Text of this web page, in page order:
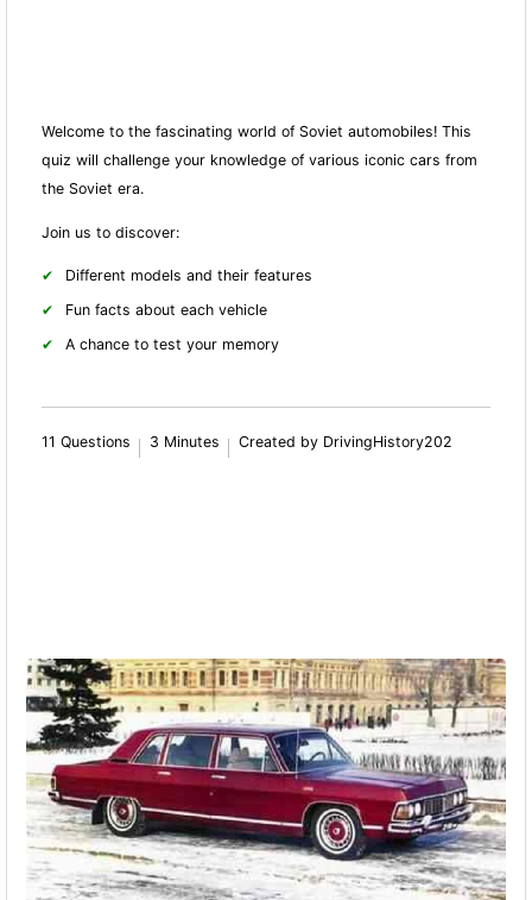
Welcome to the fascinating world of Soviet automobiles! This
quiz will challenge your knowledge of various iconic cars from
the Soviet era.
Join us to discover:
Different models and their features
Fun facts about each vehicle
A chance to test your memory
11 Questions 3 Minutes Created by DrivingHistory202